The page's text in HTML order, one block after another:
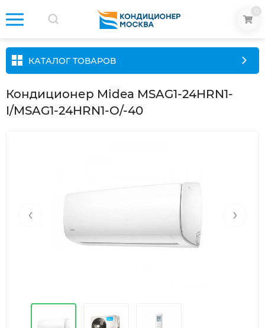
КАТАЛОГ ТОВАРОВ
Кондиционер Midea MSAG1-24HRN1-
I/MSAG1-24HRN1-O/-40
‹ ›